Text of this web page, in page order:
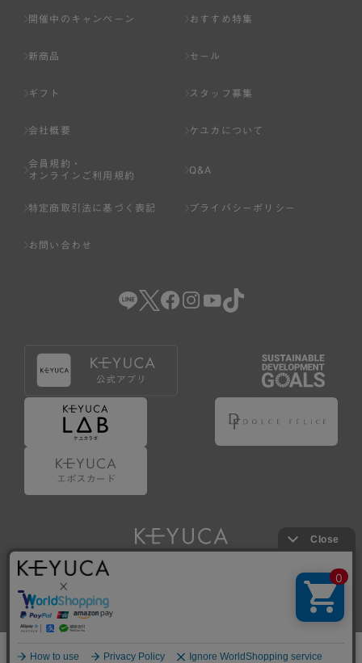
開催中のキャンペーン おすすめ特集
新商品 セール
ギフト スタッフ募集
会社概要 ケユカについて
会員規約・
オンラインご利用規約
Q&A
特定商取引法に基づく表記 プライバシーポリシー
お問い合わせ
Copyright © KAWAJUN Co., Ltd. All Rights Reserved.